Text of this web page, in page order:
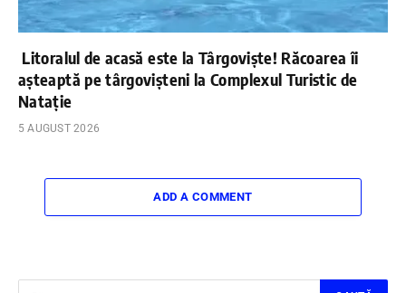
Litoralul de acasă este la Târgoviște! Răcoarea îi
așteaptă pe târgovișteni la Complexul Turistic de
Natație
5 AUGUST 2026
ADD A COMMENT